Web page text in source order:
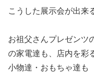
こうした展示会が出来
お祖父さんプレゼンツ
の家電達も、店内を彩
小物達・おもちゃ達も